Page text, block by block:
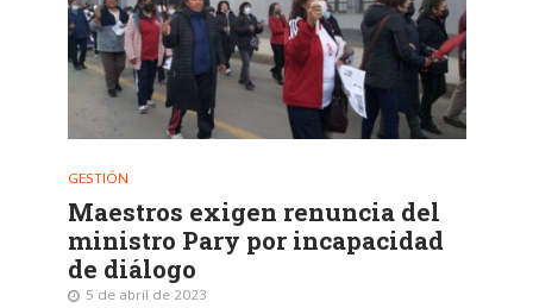
GESTIÓN
Maestros exigen renuncia del
ministro Pary por incapacidad
de diálogo
5 de abril de 2023